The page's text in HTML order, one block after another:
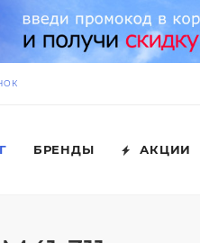
БРЕНДЫ АКЦИИ